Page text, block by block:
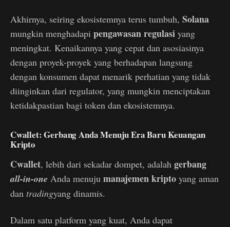
Akhirnya, seiring ekosistemnya terus tumbuh, Solana
mungkin menghadapi pengawasan regulasi yang
meningkat. Kenaikannya yang cepat dan asosiasinya
dengan proyek-proyek yang berhadapan langsung
dengan konsumen dapat menarik perhatian yang tidak
diinginkan dari regulator, yang mungkin menciptakan
ketidakpastian bagi token dan ekosistemnya.
Cwallet: Gerbang Anda Menuju Era Baru Keuangan
Kripto
Cwallet, lebih dari sekadar dompet, adalah gerbang
all-in-one Anda menuju manajemen kripto yang aman
dan tradingyang dinamis.
Dalam satu platform yang kuat, Anda dapat